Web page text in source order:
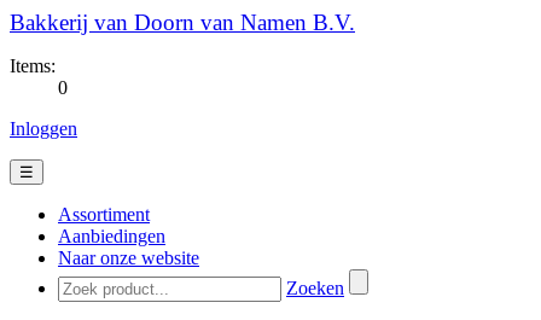
Bakkerij van Doorn van Namen B.V.
Items:
0
Inloggen
☰
Assortiment
Aanbiedingen
Naar onze website
Zoeken